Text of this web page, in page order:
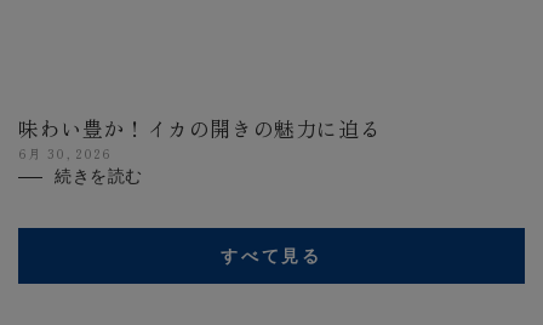
味わい豊か！イカの開きの魅力に迫る
6月 30, 2026
続きを読む
すべて見る